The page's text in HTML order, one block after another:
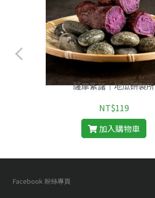
薩摩紫藷｜地瓜研製所
NT$119
加入購物車
Facebook 粉絲專頁